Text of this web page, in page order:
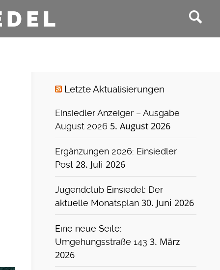
Letzte Aktualisierungen
Einsiedler Anzeiger – Ausgabe
August 2026 5. August 2026
Ergänzungen 2026: Einsiedler
Post 28. Juli 2026
Jugendclub Einsiedel: Der
aktuelle Monatsplan 30. Juni 2026
Eine neue Seite:
Umgehungsstraße 143 3. März
2026